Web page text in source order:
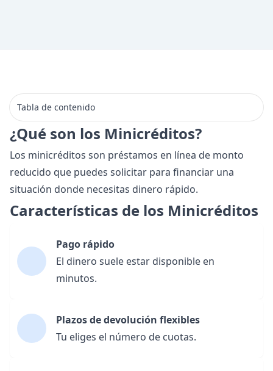
¿Qué son los Minicréditos?
Los minicréditos son préstamos en línea de monto
reducido que puedes solicitar para financiar una
situación donde necesitas dinero rápido.
Características de los Minicréditos
Pago rápido
El dinero suele estar disponible en
minutos.
Plazos de devolución flexibles
Tu eliges el número de cuotas.
Tabla de contenido